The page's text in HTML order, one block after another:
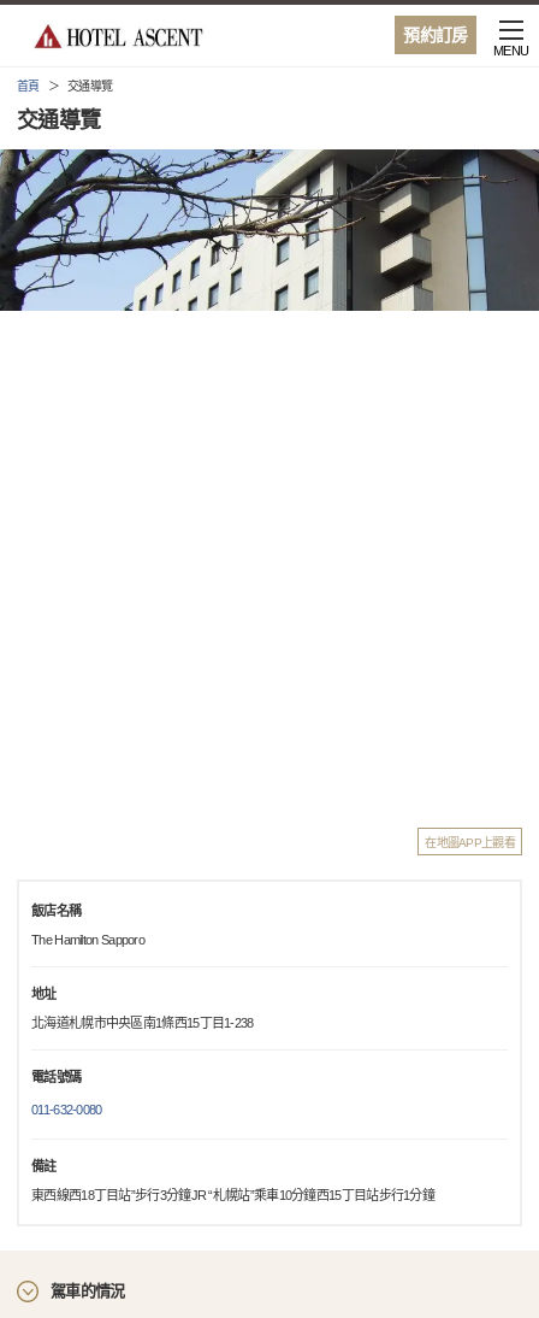
預約訂房
MENU
首頁 交通導覽
交通導覽
在地圖APP上觀看
飯店名稱
The Hamilton Sapporo
地址
北海道札幌市中央區南1條西15丁目1-238
電話號碼
011-632-0080
備註
東西線西18丁目站”步行3分鐘JR “札幌站”乘車10分鐘西15丁目站步行1分鐘
駕車的情況